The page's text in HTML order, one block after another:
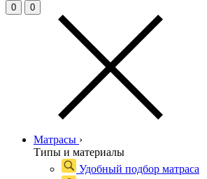
0 0
Матрасы ›
Типы и материалы
Удобный подбор матраса